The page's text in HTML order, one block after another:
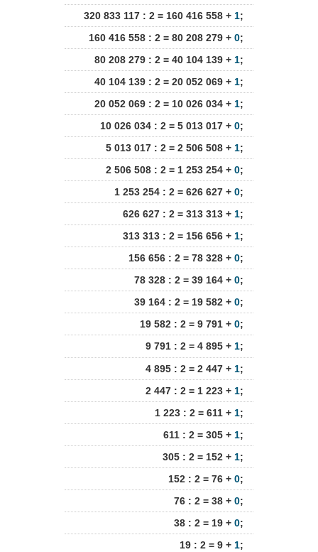
320 833 117 : 2 = 160 416 558 + 1;
160 416 558 : 2 = 80 208 279 + 0;
80 208 279 : 2 = 40 104 139 + 1;
40 104 139 : 2 = 20 052 069 + 1;
20 052 069 : 2 = 10 026 034 + 1;
10 026 034 : 2 = 5 013 017 + 0;
5 013 017 : 2 = 2 506 508 + 1;
2 506 508 : 2 = 1 253 254 + 0;
1 253 254 : 2 = 626 627 + 0;
626 627 : 2 = 313 313 + 1;
313 313 : 2 = 156 656 + 1;
156 656 : 2 = 78 328 + 0;
78 328 : 2 = 39 164 + 0;
39 164 : 2 = 19 582 + 0;
19 582 : 2 = 9 791 + 0;
9 791 : 2 = 4 895 + 1;
4 895 : 2 = 2 447 + 1;
2 447 : 2 = 1 223 + 1;
1 223 : 2 = 611 + 1;
611 : 2 = 305 + 1;
305 : 2 = 152 + 1;
152 : 2 = 76 + 0;
76 : 2 = 38 + 0;
38 : 2 = 19 + 0;
19 : 2 = 9 + 1;